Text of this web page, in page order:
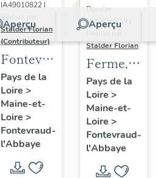
Aperçu
IA49010822 |
Stalder Florian
(Contributeur)
Fontevraud-
l'Abbaye :
présentation
de la
commune
Pays de la
Loire >
Maine-et-
Loire >
Fontevraud-
l'Abbaye
Aperçu
Dossier
IA49010759 |
Stalder Florian
Ferme,
maisons,
1 rue des
Coteaux,
30 rue de
Pays de la
Loire >
Maine-et-
Loire >
Fontevraud-
l'Abbaye